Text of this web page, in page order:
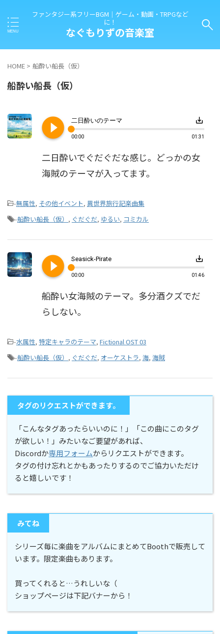
ファンタジー系フリーBGM｜ゲーム・動画・TRPGなど
に！
なぐもりずの音楽室
HOME > 船酔い船長（仮）
船酔い船長（仮）
play_circle_filled 二日酔いのテーマ save_alt
00:00 01:31
二日酔いでぐだぐだな感じ。どっかの女
海賊のテーマが入ってます。
-無属性, その他イベント, 異世界旅行記楽曲集
-船酔い船長（仮） , ぐだぐだ, ゆるい, コミカル
play_circle_filled Seasick-Pirate save_alt
00:00 01:46
船酔い女海賊のテーマ。多分酒クズでだ
らしない。
-水属性, 特定キャラのテーマ, Fictional OST 03
-船酔い船長（仮） , ぐだぐだ, オーケストラ, 海, 海賊
タグのリクエストができます。
「こんなタグあったらいいのに！」「この曲にこのタグ
が欲しい！」みたいなご要望があれば、
Discordか専用フォームからリクエストができます。
タグの付け忘れとかもあったりするのでご協力いただけ
ると嬉しいです！
みてね
シリーズ毎に楽曲をアルバムにまとめてBoothで販売して
います。限定楽曲もあります。
買ってくれると…うれしいな（
ショップページは下記バナーから！